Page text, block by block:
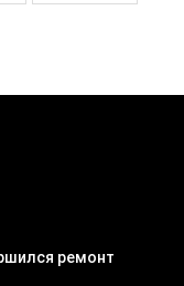
ремонт